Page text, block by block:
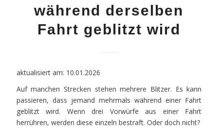
während derselben
Fahrt geblitzt wird
aktualisiert am: 10.01.2026
Auf manchen Strecken stehen mehrere Blitzer. Es kann
passieren, dass jemand mehrmals während einer Fahrt
geblitzt wird. Wenn drei Vorwürfe aus einer Fahrt
herrühren, werden diese einzeln bestraft. Oder doch nicht?